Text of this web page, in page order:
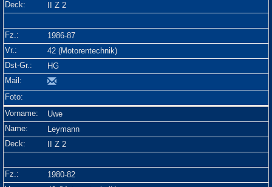
II Z 2
1986-87
42 (Motorentechnik)
HG
Uwe
Leymann
II Z 2
1980-82